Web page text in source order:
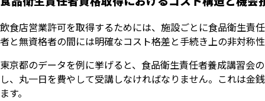
飲食店営業許可を取得するためには、施設ごとに食品衛生責
者と無資格者の間には明確なコスト格差と手続き上の非対称
東京都のデータを例に挙げると、食品衛生責任者養成講習会
し、丸一日を費やして受講しなければなりません。これは金
ます。